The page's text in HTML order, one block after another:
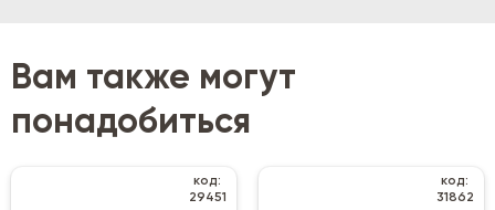
Вам также могут
понадобиться
код:
29451
код:
31862